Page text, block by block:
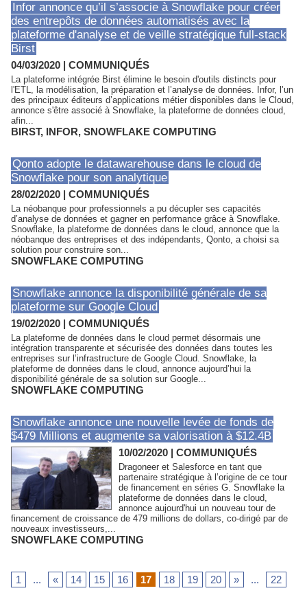
Infor annonce qu’il s’associe à Snowflake pour créer
des entrepôts de données automatisés avec la
plateforme d'analyse et de veille stratégique full-stack
Birst
04/03/2020 | COMMUNIQUÉS
La plateforme intégrée Birst élimine le besoin d'outils distincts pour
l'ETL, la modélisation, la préparation et l’analyse de données. Infor, l’un
des principaux éditeurs d’applications métier disponibles dans le Cloud,
annonce s'être associé à Snowflake, la plateforme de données cloud,
afin...
BIRST, INFOR, SNOWFLAKE COMPUTING
Qonto adopte le datawarehouse dans le cloud de
Snowflake pour son analytique
28/02/2020 | COMMUNIQUÉS
La néobanque pour professionnels a pu décupler ses capacités
d’analyse de données et gagner en performance grâce à Snowflake.
Snowflake, la plateforme de données dans le cloud, annonce que la
néobanque des entreprises et des indépendants, Qonto, a choisi sa
solution pour construire son...
SNOWFLAKE COMPUTING
Snowflake annonce la disponibilité générale de sa
plateforme sur Google Cloud
19/02/2020 | COMMUNIQUÉS
La plateforme de données dans le cloud permet désormais une
intégration transparente et sécurisée des données dans toutes les
entreprises sur l’infrastructure de Google Cloud. Snowflake, la
plateforme de données dans le cloud, annonce aujourd’hui la
disponibilité générale de sa solution sur Google...
SNOWFLAKE COMPUTING
Snowflake annonce une nouvelle levée de fonds de
$479 Millions et augmente sa valorisation à $12.4B
10/02/2020 | COMMUNIQUÉS
Dragoneer et Salesforce en tant que
partenaire stratégique à l’origine de ce tour
de financement en séries G. Snowflake la
plateforme de données dans le cloud,
annonce aujourd'hui un nouveau tour de
financement de croissance de 479 millions de dollars, co-dirigé par de
nouveaux investisseurs,...
SNOWFLAKE COMPUTING
1 ... « 14 15 16 17 18 19 20 » ... 22